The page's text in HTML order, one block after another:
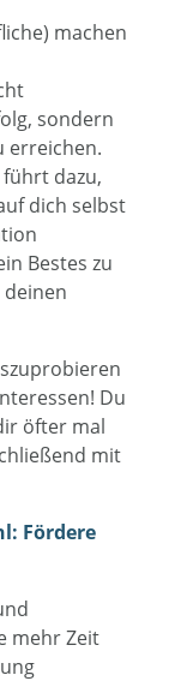
machen
sondern
erreichen.
dazu,
dich selbst
Bestes zu
deinen
Du
öfter mal
mit
Fördere
mehr Zeit